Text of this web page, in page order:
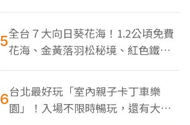
男，百款周邊買翻
5全台７大向日葵花海！1.2公頃免費
花海、金黃落羽松秘境、紅色鐵橋
同框
6台北最好玩「室內親子卡丁車樂
園」！入場不限時暢玩，還有大螢